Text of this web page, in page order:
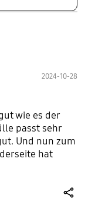
2024-10-28
wie es der
passt sehr
Und nun zum
hat
man die